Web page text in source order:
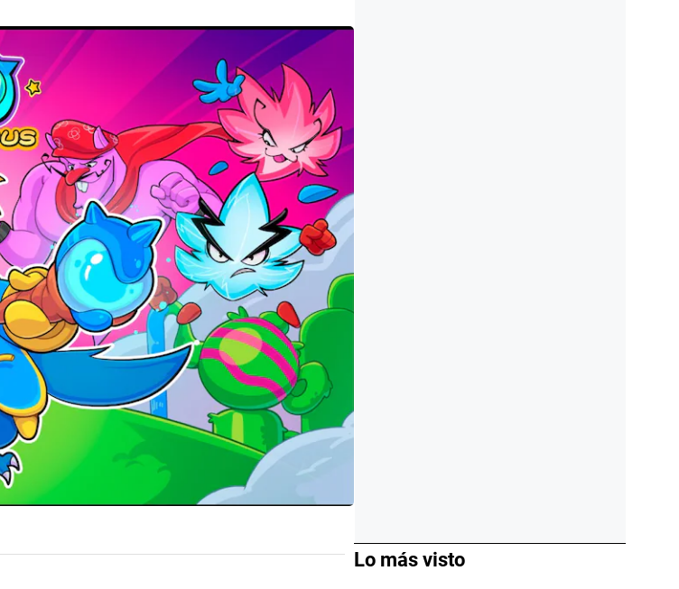
Lo más visto